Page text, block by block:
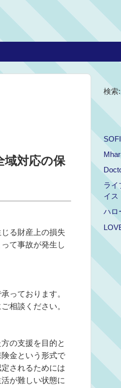
域対応の保
る財産上の損失
て事故が発生し
っております。
相談ください。
の支援を目的と
金という形式で
されるためには
が難しい状態に
検索:
ライ
イス
ハロ